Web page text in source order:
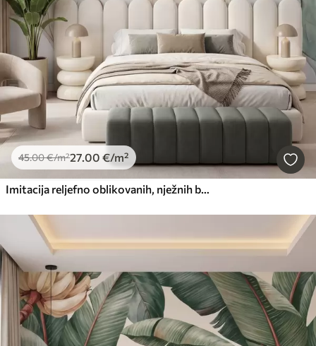
45.00€/m²27.00 €/m²
Imitacija reljefno oblikovanih, nježnih bež-zelenih listova